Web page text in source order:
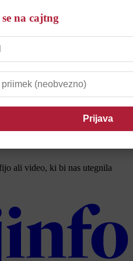
tudi pri nas
se na novice in dvakrat
pregled svežih novic.
ali video, ki bi nas utegnila
na cajtng